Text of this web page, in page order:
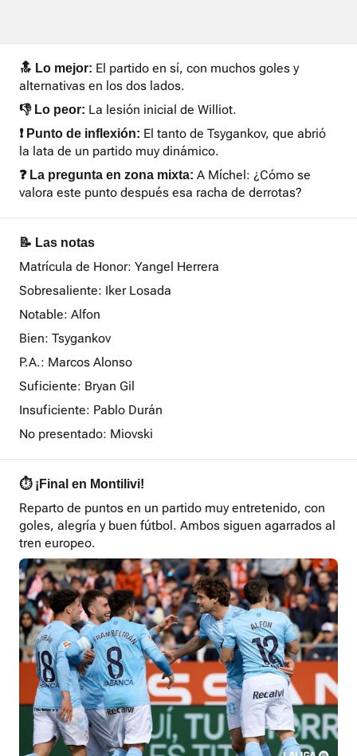
🔝 Lo mejor: El partido en sí, con muchos goles y
alternativas en los dos lados.
👎 Lo peor: La lesión inicial de Williot.
❗ Punto de inflexión: El tanto de Tsygankov, que abrió
la lata de un partido muy dinámico.
❓ La pregunta en zona mixta: A Míchel: ¿Cómo se
valora este punto después esa racha de derrotas?
📝 Las notas
Matrícula de Honor: Yangel Herrera
Sobresaliente: Iker Losada
Notable: Alfon
Bien: Tsygankov
P.A.: Marcos Alonso
Suficiente: Bryan Gil
Insuficiente: Pablo Durán
No presentado: Miovski
⏱️ ¡Final en Montilivi!
Reparto de puntos en un partido muy entretenido, con
goles, alegría y buen fútbol. Ambos siguen agarrados al
tren europeo.